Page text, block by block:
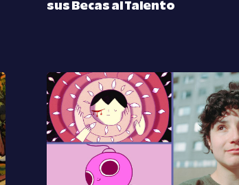
sus Becas al Talento